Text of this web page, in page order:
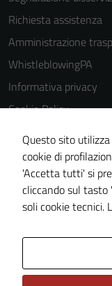
Richiesta assistenza
Amministrazione
WhistleblowingPA
Informativa privacy
Cookie Policy
Dichiarazione di
Piano di
Certificazione
Questo sito
cookie di
'Accetta tutti' si
cliccando sul tasto
soli cookie tecnici.